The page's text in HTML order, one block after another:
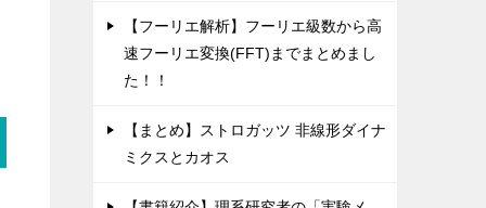
【フーリエ解析】フーリエ級数から高
速フーリエ変換(FFT)までまとめまし
た！！
【まとめ】ストロガッツ 非線形ダイナ
ミクスとカオス